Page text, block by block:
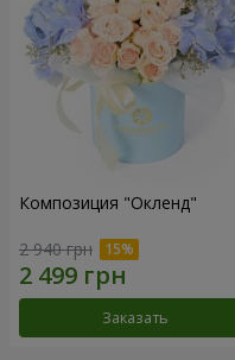
Композиция "Окленд"
2 940 грн
Заказать